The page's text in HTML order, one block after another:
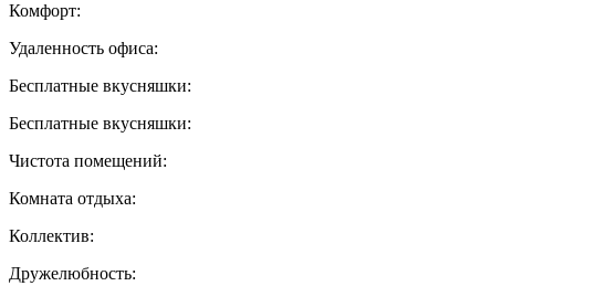
Комфорт:
Удаленность офиса:
Бесплатные вкусняшки:
Бесплатные вкусняшки:
Чистота помещений:
Комната отдыха:
Коллектив:
Дружелюбность: